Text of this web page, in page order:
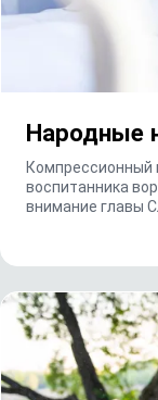
Народные
Компрессионный
воспитанника
внимание главы